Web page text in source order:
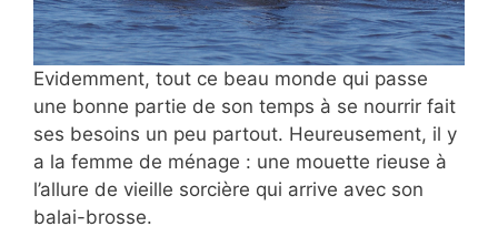
Evidemment, tout ce beau monde qui passe
une bonne partie de son temps à se nourrir fait
ses besoins un peu partout. Heureusement, il y
a la femme de ménage : une mouette rieuse à
l’allure de vieille sorcière qui arrive avec son
balai-brosse.